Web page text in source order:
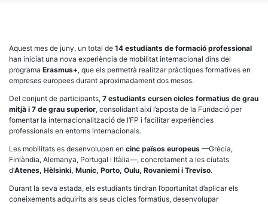
Aquest mes de juny, un total de 14 estudiants de formació professional
han iniciat una nova experiència de mobilitat internacional dins del
programa Erasmus+, que els permetrà realitzar pràctiques formatives en
empreses europees durant aproximadament dos mesos.
Del conjunt de participants, 7 estudiants cursen cicles formatius de grau
mitjà i 7 de grau superior, consolidant així l’aposta de la Fundació per
fomentar la internacionalització de l’FP i facilitar experiències
professionals en entorns internacionals.
Les mobilitats es desenvolupen en cinc països europeus —Grècia,
Finlàndia, Alemanya, Portugal i Itàlia—, concretament a les ciutats
d’Atenes, Hèlsinki, Munic, Porto, Oulu, Rovaniemi i Treviso.
Durant la seva estada, els estudiants tindran l’oportunitat d’aplicar els
coneixements adquirits als seus cicles formatius, desenvolupar